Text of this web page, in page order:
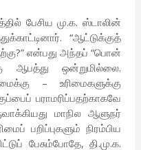
பேசிய மு.க. ஸ்டாலின்
“ஆட்டுக்குத்
என்பது அந்தப் “பொன்
ஆபத்து ஒன்றுமில்லை.
– உரிமைகளுக்கு
பராமரிப்பதற்காகவே
மாநில ஆளுநர்
பறிப்புகளும் நிரம்பிய
பேசும்போதே, தி.மு.க.